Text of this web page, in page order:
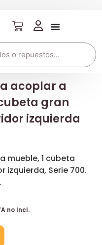
acoplar a
gran
izquierda
mueble, 1 cubeta
izquierda, Serie 700.
no Incl.